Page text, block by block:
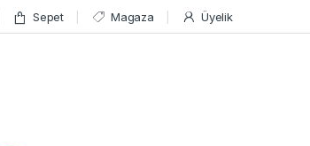
Sepet Magaza Üyelik